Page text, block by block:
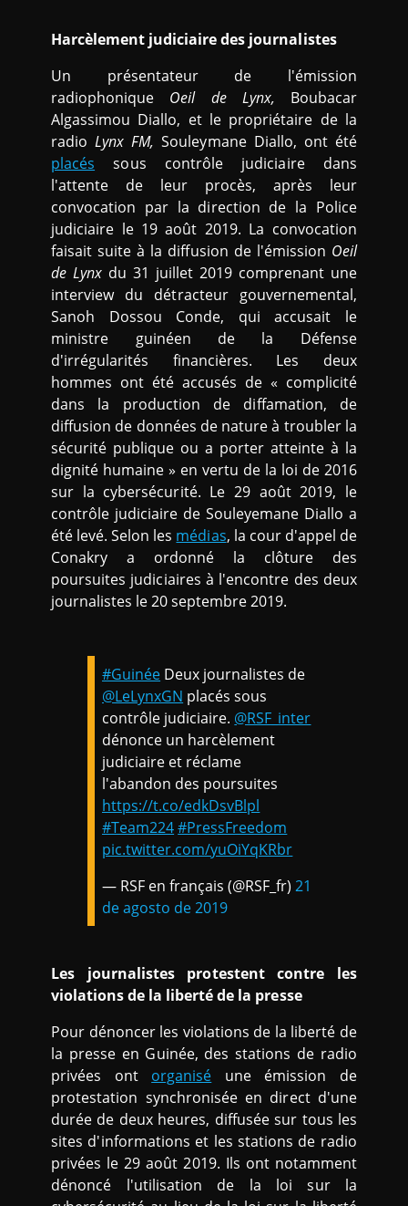
Harcèlement judiciaire des journalistes
Un présentateur de l'émission
radiophonique Oeil de Lynx, Boubacar
Algassimou Diallo, et le propriétaire de la
radioLynx FM, Souleymane Diallo, ont été
placés sous contrôle judiciaire dans
l'attente de leur procès, après leur
convocation par la direction de la Police
judiciaire le 19 août 2019. La convocation
faisait suite à la diffusion de l'émission Oeil
de Lynx du 31 juillet 2019 comprenant une
interview du détracteur gouvernemental,
Sanoh Dossou Conde, qui accusait le
ministre guinéen de la Défense
d'irrégularités financières. Les deux
hommes ont été accusés de « complicité
dans la production de diffamation, de
diffusion de données de nature à troubler la
sécurité publique ou a porter atteinte à la
dignité humaine » en vertu de la loi de 2016
sur la cybersécurité. Le 29 août 2019, le
contrôle judiciaire de Souleyemane Diallo a
été levé. Selon les médias, la cour d'appel de
Conakry a ordonné la clôture des
poursuites judiciaires à l'encontre des deux
journalistes le 20 septembre 2019.
#Guinée Deux journalistes de
@LeLynxGN placés sous
contrôle judiciaire. @RSF_inter
dénonce un harcèlement
judiciaire et réclame
l'abandon des poursuites
https://t.co/edkDsvBlpl
#Team224#PressFreedom
pic.twitter.com/yuOiYqKRbr
— RSF en français (@RSF_fr)21
de agosto de 2019
Les journalistes protestent contre les
violations de la liberté de la presse
Pour dénoncer les violations de la liberté de
la presse en Guinée, des stations de radio
privées ont organisé une émission de
protestation synchronisée en direct d'une
durée de deux heures, diffusée sur tous les
sites d'informations et les stations de radio
privées le 29 août 2019. Ils ont notamment
dénoncé l'utilisation de la loi sur la